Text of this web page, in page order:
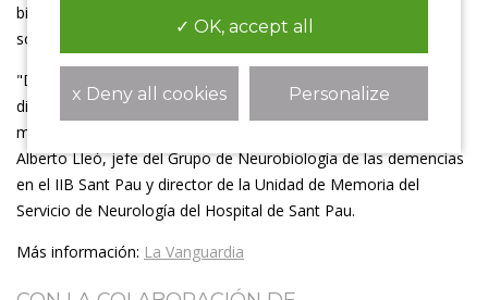
biomarcador en un grupo de 400 personas, 366 de las cuales
son adultos con síndrome de Down.
"Discernir deterioro cognitivo en personas que ya tienen
discapacidad intelectual y contar con marcadores biológicos
mejorará nuestra capacidad de diagnóstico", afirma el Dr.
Alberto Lleó, jefe del Grupo de Neurobiología de las demencias
en el IIB Sant Pau y director de la Unidad de Memoria del
Servicio de Neurología del Hospital de Sant Pau.
Más información: La Vanguardia
✓ OK, accept all
x Deny all cookies Personalize